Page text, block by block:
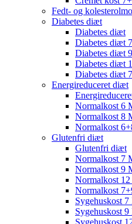
Fedt- og
Diabetes diæt
Diabetes diæt
Diabetes diæt
Diabetes diæt
Diabetes diæt
Diabetes diæt
Energireduceret diæt
Normalkost 6
Normalkost 8
Normalkost
Glutenfri diæt
Glutenfri diæt
Normalkost 7
Normalkost 9
Normalkost
Normalkost
Sygehuskost 7
Sygehuskost 9
Sygehuskost